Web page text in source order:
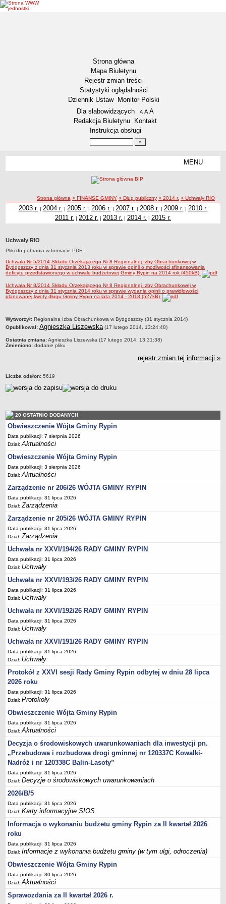
Strona główna
Mapa Biuletynu
Rejestr zmian treści
Statystyki oglądalności
Dziennik Ustaw
Monitor Polski
Menu dodatkowe
Dla słabowidzących A pomniejsz czcionkę
A standardowy rozmiar czcionki
A
Redakcja Biuletynu
Kontakt
Instrukcja obsługi
MENU
Status gminy
Lokalizacja
Insygnia gminy
Dane statystyczne
Zadania publiczne
Związki i stowarzyszenia
Realizacja zadań publicznych
Rejestr zbiorów danych osobowych
AKTUALNOŚCI I OGŁOSZENIA
Dane teleadresowe
Czas pracy urzędu
Nr konta bankowego, NIP, REGON
Pracownicy urzędu - baza magazynowo - warsztatowa
Kompetencje referatów
Regulamin organizacyjny
Regulamin naboru na wolne stanowiska urzędnicze
Ogłoszenia o naborze na wolne stanowiska urzędnicze
Lista kandydatów spełniających wymagania formalne w naborach na
wolne stanowiska urzędnicze
Wyniki naboru na wolne stanowiska urzędnicze
Petycje
Sygnaliści
Galeria
Wnioski
WŁADZE I STRUKTURA
Struktura organizacyjna
Rada gminy
Urząd gminy
Jednostki organizacyjne, GOPS, Instytucja kultury, OSP
Jednostki pomocnicze - sołectwa
Plan pracy komisji rewizyjnej
Sesje Rady Gminy Rypin
PRAWO LOKALNE
Statut
Strategia rozwoju
Uchwały
Projekty uchwał
Protokoły
Imienne wykazy głosowań radnych
Postać dokumentów
Akty Prawne, Dzienniki Ustaw, Monitory Polskie
Prawo miejscowe
Zarządzenia
Studium uwarunkowań i kierunków zagospodarowania
przestrzennego
Dane przestrzenne - MPZP
Stałe obwody głosowania, numery, granice oraz siedziby
obwodowych komisji wyborczych, opis granic okręgów wyborczych
Plan ogólny gminy Rypin
ścieżka nawigacji
Strona główna > FINANSE GMINY > Dług publiczny > 2014 r. > Uchwały RIO
2003 r. | 2004 r. | 2005 r. | 2006 r. | 2007 r. | 2008 r. | 2009 r. | 2010 r.
2011 r. | 2012 r. | 2013 r. | 2014 r. | 2015 r.
Uchwały RIO
Pliki do pobrania w formacie PDF:
Uchwała Nr 5/2014 Składu Orzekającego Nr 8 Regionalnej Izby Obrachunkowej w
Bydgoszczy z dnia 31 stycznia 2013 roku w sprawie opinii o możliwości sfinansowania
deficytu przedstawionego w uchwale budżetowej Gminy Rypin na 2014 rok (450kB)
Uchwała Nr 8/2014 Składu Orzekającego Nr 8 Regionalnej Izby Obrachunkowej w
Bydgoszczy z dnia 31 stycznia 2014 roku w sprawie wydania opinii o prawidłowości
planowanej kwoty długu Gminy Rypin na lata 2014 - 2018 (527kB)
metryczka
Wytworzył: Regionalna Izba Obrachunkowa w Bydgoszczy (31 stycznia 2014)
Opublikował: Agnieszka Liszewska(17 lutego 2014, 13:24:48)
Ostatnia zmiana:Agnieszka Liszewska (17 lutego 2014, 13:31:38)
Zmieniono: dodanie pliku
rejestr zmian tej informacji »
Liczba odsłon: 5619
20 OSTATNIO DODANYCH
Obwieszczenie Wójta Gminy Rypin
Data publikacji: 7 sierpnia 2026
Dział:Aktualności
Obwieszczenie Wójta Gminy Rypin
Data publikacji: 3 sierpnia 2026
Dział:Aktualności
Zarządzenie nr 206/26 WÓJTA GMINY RYPIN
Data publikacji: 31 lipca 2026
Dział:Zarządzenia
Zarządzenie nr 205/26 WÓJTA GMINY RYPIN
Data publikacji: 31 lipca 2026
Dział:Zarządzenia
Uchwała nr XXVI/194/26 RADY GMINY RYPIN
Data publikacji: 31 lipca 2026
Dział: Uchwały
Uchwała nr XXVI/193/26 RADY GMINY RYPIN
Data publikacji: 31 lipca 2026
Dział: Uchwały
Uchwała nr XXVI/192/26 RADY GMINY RYPIN
Data publikacji: 31 lipca 2026
Dział: Uchwały
Uchwała nr XXVI/191/26 RADY GMINY RYPIN
Data publikacji: 31 lipca 2026
Dział: Uchwały
Protokół z XXVI sesji Rady Gminy Rypin odbytej w dniu 28 lipca
2026 roku
Data publikacji: 31 lipca 2026
Dział:Protokoły
Obwieszczenie Wójta Gminy Rypin
Data publikacji: 31 lipca 2026
Dział:Aktualności
Decyzja o środowiskowych uwarunkowaniach dla inwestycji pn.
„Przebudowa i rozbudowa drogi gminnej nr 120337C Kowalki-
Nadróż i nr 120338C Balin-Lasoty”
Data publikacji: 31 lipca 2026
Dział:Decyzje o środowiskowych uwarunkowaniach
2026/B/5
Data publikacji: 31 lipca 2026
Dział:Karty informacyjne SIOS
Informacja o wykonaniu budżetu gminy Rypin za II kwartał 2026
roku
Data publikacji: 31 lipca 2026
Dział:Informacje z wykonania budżetu gminy (w tym ulgi, odroczenia)
Obwieszczenie Wójta Gminy Rypin
Data publikacji: 30 lipca 2026
Dział:Aktualności
Sprawozdania za II kwartał 2026 r.